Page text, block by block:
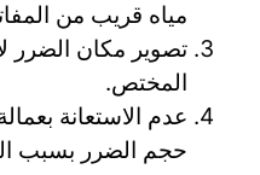
مياه قريب من
تصوير مكان الضرر
المختص.
عدم الاستعانة
حجم الضرر بسبب